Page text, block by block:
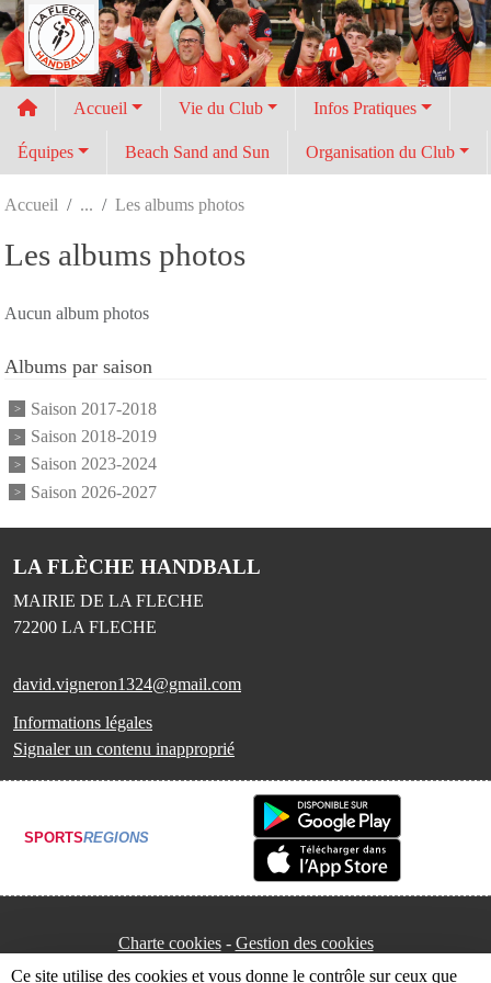
Accueil Vie du Club Infos Pratiques
Équipes Beach Sand and Sun Organisation du Club
Accueil Les albums photos
Les albums photos
Aucun album photos
Albums par saison
Saison 2017-2018
Saison 2018-2019
Saison 2023-2024
Saison 2026-2027
LA FLÈCHE HANDBALL
MAIRIE DE LA FLECHE
72200 LA FLECHE
david.vigneron1324@gmail.com
Informations légales
Signaler un contenu inapproprié
SPORTSREGIONS
Charte cookies Gestion des cookies
Panneau de gestion des cookies
Ce site utilise des cookies et vous donne le contrôle sur ceux que